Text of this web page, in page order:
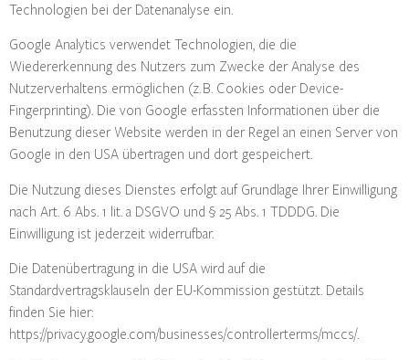
Technologien bei der Datenanalyse ein.
Google Analytics verwendet Technologien, die die
Wiedererkennung des Nutzers zum Zwecke der Analyse des
Nutzerverhaltens ermöglichen (z. B. Cookies oder Device-
Fingerprinting). Die von Google erfassten Informationen über die
Benutzung dieser Website werden in der Regel an einen Server von
Google in den USA übertragen und dort gespeichert.
Die Nutzung dieses Dienstes erfolgt auf Grundlage Ihrer Einwilligung
nach Art. 6 Abs. 1 lit. a DSGVO und § 25 Abs. 1 TDDDG. Die
Einwilligung ist jederzeit widerrufbar.
Die Datenübertragung in die USA wird auf die
Standardvertragsklauseln der EU-Kommission gestützt. Details
finden Sie hier:
https://privacy.google.com/businesses/controllerterms/mccs/.